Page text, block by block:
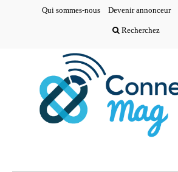
Qui sommes-nous Devenir annonceur
Recherchez